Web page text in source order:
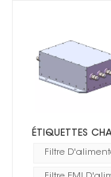
ÉTIQUETTES
Filtre